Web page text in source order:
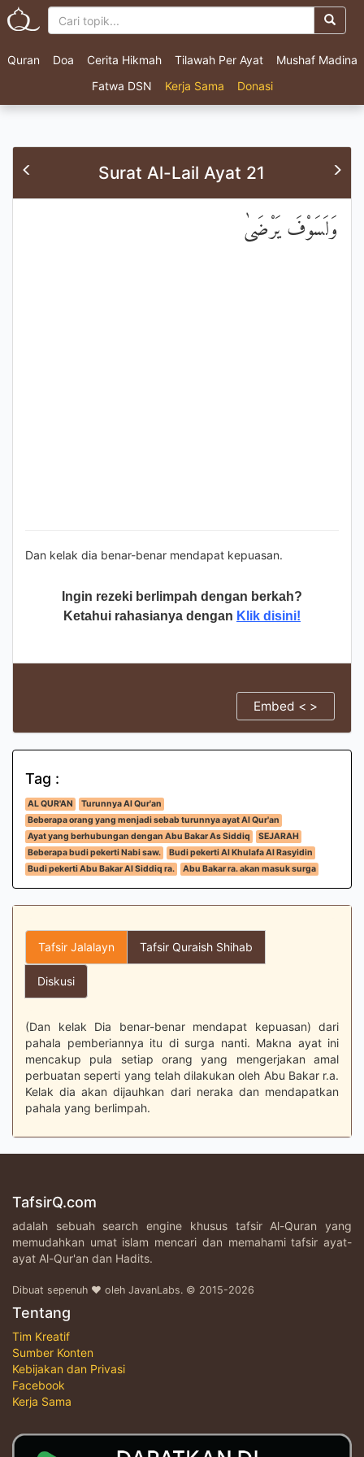
Quran Doa Cerita Hikmah Tilawah Per Ayat
Mushaf Madina
Fatwa DSN
Kerja Sama Donasi
Surat Al-Lail Ayat 21
وَلَسَوْفَ يَرْضَىٰ
Dan kelak dia benar-benar mendapat kepuasan.
Ingin rezeki berlimpah dengan berkah?
Ketahui rahasianya dengan Klik disini!
Embed < >
Tag :
AL QUR'AN
Turunnya Al Qur'an
Beberapa orang yang menjadi sebab turunnya ayat Al Qur'an
Ayat yang berhubungan dengan Abu Bakar As Siddiq
SEJARAH
Beberapa budi pekerti Nabi saw.
Budi pekerti Al Khulafa Al Rasyidin
Budi pekerti Abu Bakar Al Siddiq ra.
Abu Bakar ra. akan masuk surga
Tafsir Jalalayn Tafsir Quraish Shihab
Diskusi
(Dan kelak Dia benar-benar mendapat kepuasan) dari
pahala pemberiannya itu di surga nanti. Makna ayat ini
mencakup pula setiap orang yang mengerjakan amal
perbuatan seperti yang telah dilakukan oleh Abu Bakar r.a.
Kelak dia akan dijauhkan dari neraka dan mendapatkan
pahala yang berlimpah.
TafsirQ.com
adalah sebuah search engine khusus tafsir Al-Quran yang
memudahkan umat islam mencari dan memahami tafsir ayat-
ayat Al-Qur'an dan Hadits.
Dibuat sepenuh ♥ oleh JavanLabs. © 2015-2026
Tentang
Tim Kreatif
Sumber Konten
Kebijakan dan Privasi
Facebook
Kerja Sama